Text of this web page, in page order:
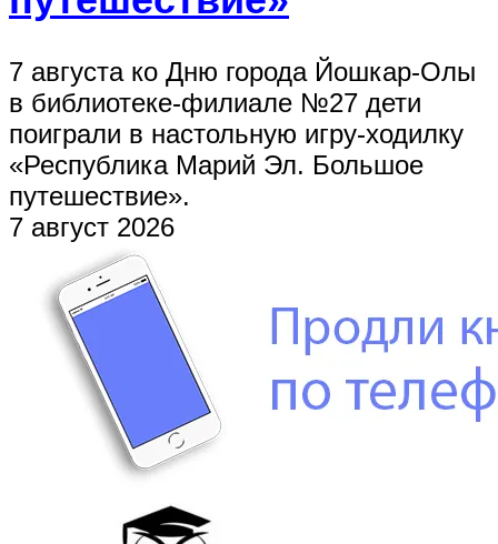
7 августа ко Дню города Йошкар-Олы
в библиотеке-филиале №27 дети
поиграли в настольную игру-ходилку
«Республика Марий Эл. Большое
путешествие».
7 август 2026